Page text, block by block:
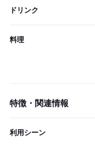
ドリンク
料理
特徴・関連情報
利用シーン